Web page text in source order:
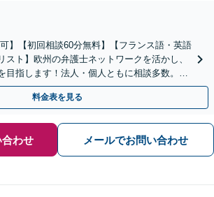
】【初回相談60分無料】【フランス語・英語
スト】欧州の弁護士ネットワークを活かし、
目指します！法人・個人ともに相談多数。細
渉を徹底【休日・夜間相談可】
料金表を見る
わせ メールでお問い合わせ